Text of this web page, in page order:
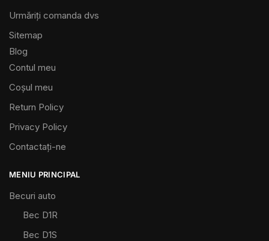
Urmăriți comanda dvs
Sitemap
Blog
Contul meu
Coșul meu
Return Policy
Privacy Policy
Contactaţi-ne
MENIU PRINCIPAL
Becuri auto
Bec D1R
Bec D1S